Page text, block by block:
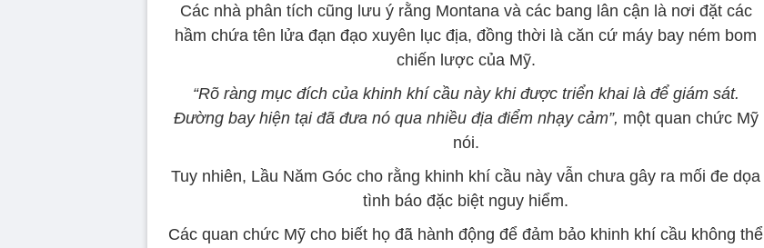
Các nhà phân tích cũng lưu ý rằng Montana và các bang lân cận là nơi đặt các
hầm chứa tên lửa đạn đạo xuyên lục địa, đồng thời là căn cứ máy bay ném bom
chiến lược của Mỹ.
“Rõ ràng mục đích của khinh khí cầu này khi được triển khai là để giám sát.
Đường bay hiện tại đã đưa nó qua nhiều địa điểm nhạy cảm”, một quan chức Mỹ
nói.
Tuy nhiên, Lầu Năm Góc cho rằng khinh khí cầu này vẫn chưa gây ra mối đe dọa
tình báo đặc biệt nguy hiểm.
Các quan chức Mỹ cho biết họ đã hành động để đảm bảo khinh khí cầu không thể